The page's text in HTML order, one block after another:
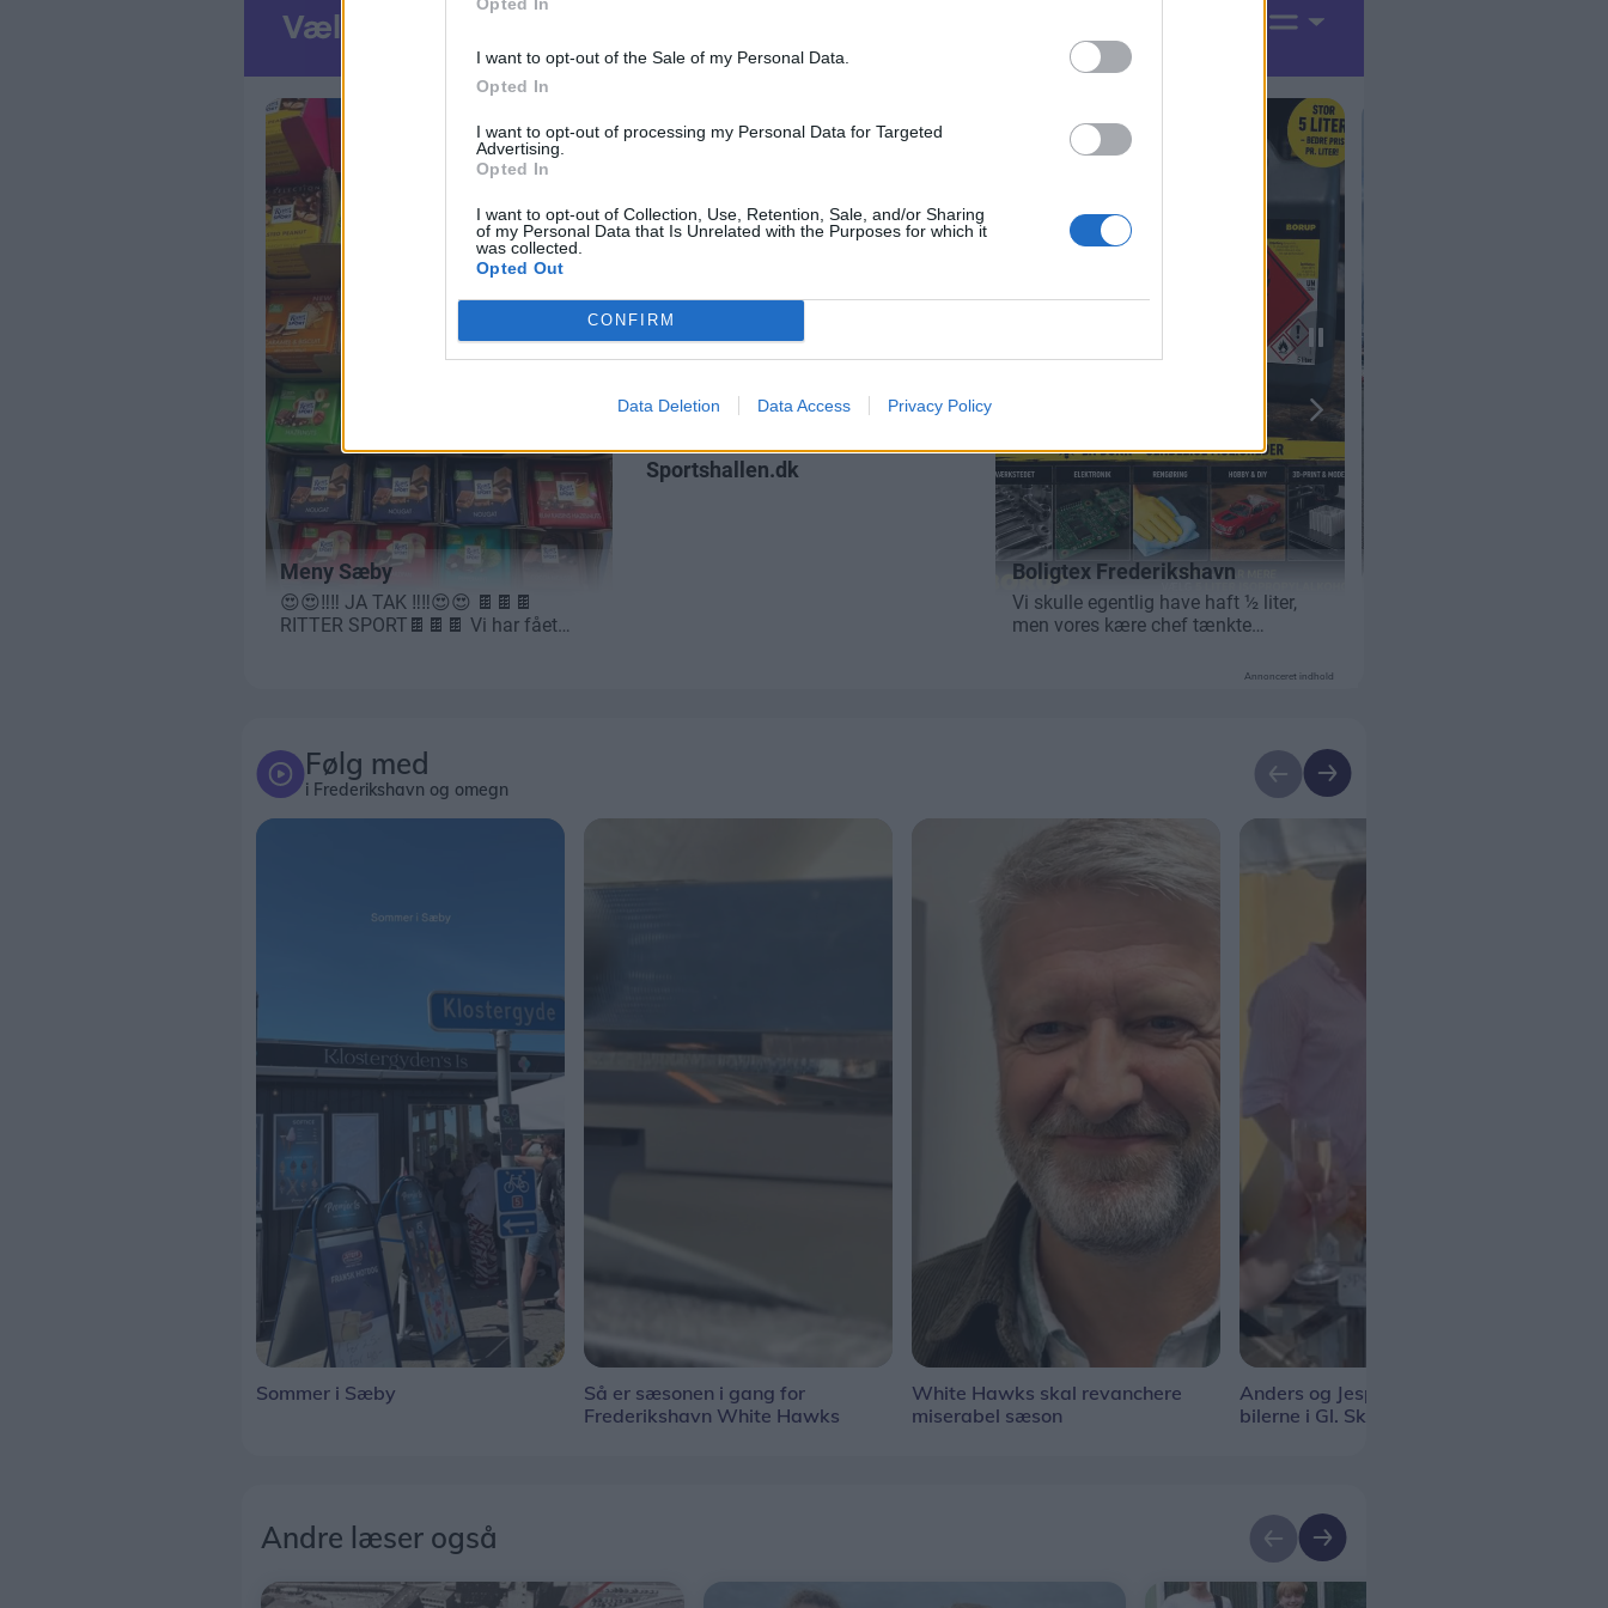
I want to opt-out of the Sale of my Personal Data.
Opted In
I want to opt-out of processing my Personal Data for Targeted
Advertising.
Opted In
I want to opt-out of Collection, Use, Retention, Sale, and/or Sharing
of my Personal Data that Is Unrelated with the Purposes for which it
was collected.
Opted Out
CONFIRM
Data Deletion Data Access Privacy Policy
Annonceret indhold
Følg med
i Frederikshavn og omegn
Sommer i Sæby
Så er sæsonen i gang for
Frederikshavn White Hawks
White Hawks skal revanchere
miserabel sæson
Anders og Jesper holder øje med
bilerne i Gl. Skagen
Andre læser også